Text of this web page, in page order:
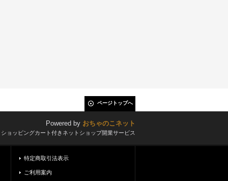
ページトップへ
Powered by おちゃのこネット
ョッピングカート付きネットショップ開業サービス
特定商取引法表示
ご利用案内